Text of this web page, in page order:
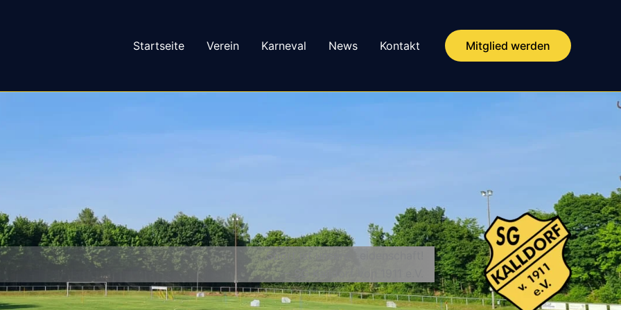
Startseite Verein Karneval News Kontakt Mitglied werden
Sport ist unsere Leidenschaft!